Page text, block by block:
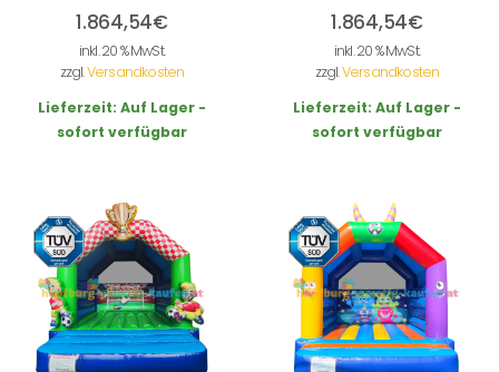
1.864,54€
inkl. 20 % MwSt.
zzgl.Versandkosten
Lieferzeit: Auf Lager -
sofort verfügbar
1.864,54€
inkl. 20 % MwSt.
zzgl.Versandkosten
Lieferzeit: Auf Lager -
sofort verfügbar